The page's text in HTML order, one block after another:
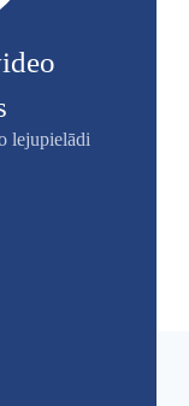
lejupielādi